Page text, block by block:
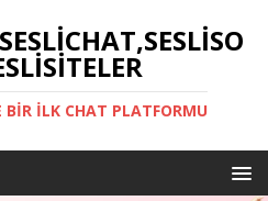
BIR İLK CHAT PLATFORMU